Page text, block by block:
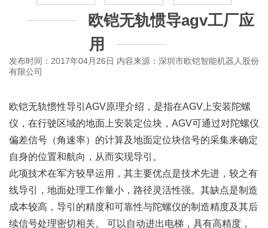
欧铠无轨惯导agv工厂应
用
发布时间：2017年04月26日 内容来源：深圳市欧铠智能机器人股份
有限公司
欧铠无轨惯性导引AGV原理介绍，是指在AGV上安装陀螺
仪，在行驶区域的地面上安装定位块，AGV可通过对陀螺仪
偏差信号（角速率）的计算及地面定位块信号的采集来确定
自身的位置和航向，从而实现导引。
此项技术在军方较早运用，其主要优点是技术先进，较之有
线导引，地面处理工作量小，路径灵活性强。其缺点是制造
成本较高，导引的精度和可靠性与陀螺仪的制造精度及其后
续信号处理密切相关。 可以自动进出电梯，具有高精度，